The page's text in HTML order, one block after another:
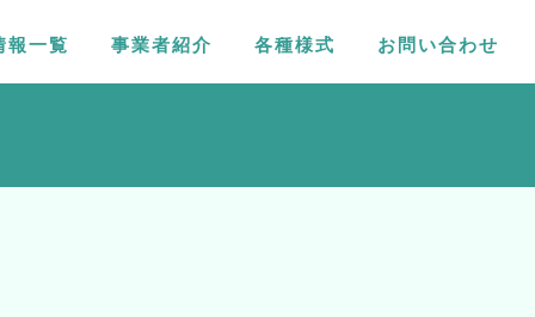
報一覧 事業者紹介 各種様式 お問い合わせ